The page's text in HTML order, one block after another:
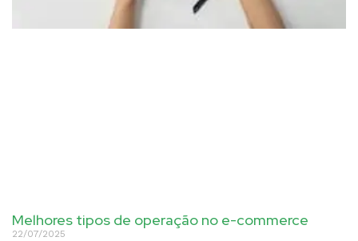
Melhores tipos de operação no e-commerce
22/07/2025